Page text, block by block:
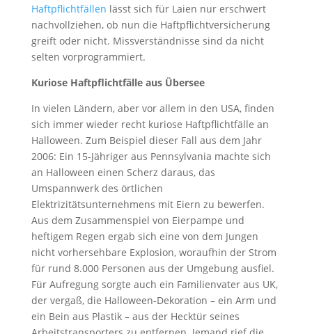
Haftpflichtfällen lässt sich für Laien nur erschwert
nachvollziehen, ob nun die Haftpflichtversicherung
greift oder nicht. Missverständnisse sind da nicht
selten vorprogrammiert.
Kuriose Haftpflichtfälle aus Übersee
In vielen Ländern, aber vor allem in den USA, finden
sich immer wieder recht kuriose Haftpflichtfälle an
Halloween. Zum Beispiel dieser Fall aus dem Jahr
2006: Ein 15-Jähriger aus Pennsylvania machte sich
an Halloween einen Scherz daraus, das
Umspannwerk des örtlichen
Elektrizitätsunternehmens mit Eiern zu bewerfen.
Aus dem Zusammenspiel von Eierpampe und
heftigem Regen ergab sich eine von dem Jungen
nicht vorhersehbare Explosion, woraufhin der Strom
für rund 8.000 Personen aus der Umgebung ausfiel.
Für Aufregung sorgte auch ein Familienvater aus UK,
der vergaß, die Halloween-Dekoration – ein Arm und
ein Bein aus Plastik – aus der Hecktür seines